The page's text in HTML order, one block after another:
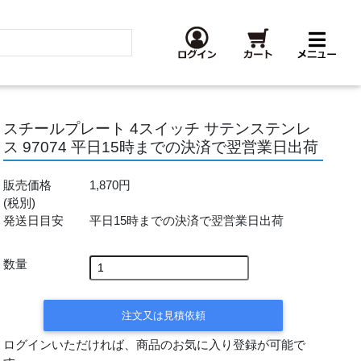
スチールプレート 4スイッチ サテンステンレ
ス 97074 平日15時までの決済で翌営業日出荷
販売価格
(税別)
1,870円
発送日目安 平日15時までの決済で翌営業日出荷
数量
注文又は見積依頼
ログインいただければ、商品のお気に入り登録が可能で